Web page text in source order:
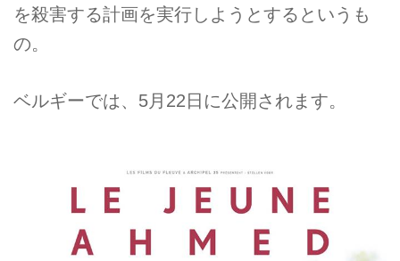
を殺害する計画を実行しようとするというも
の。
ベルギーでは、5月22日に公開されます。